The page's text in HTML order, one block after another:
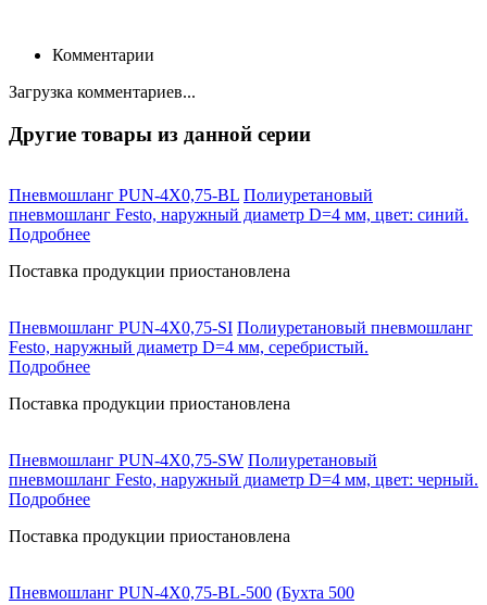
Комментарии
Загрузка комментариев...
Другие товары из данной серии
Пневмошланг PUN-4X0,75-BL Полиуретановый
пневмошланг Festo, наружный диаметр D=4 мм, цвет: синий.
Подробнее
Поставка продукции приостановлена
Пневмошланг PUN-4X0,75-SI Полиуретановый пневмошланг
Festo, наружный диаметр D=4 мм, серебристый.
Подробнее
Поставка продукции приостановлена
Пневмошланг PUN-4X0,75-SW Полиуретановый
пневмошланг Festo, наружный диаметр D=4 мм, цвет: черный.
Подробнее
Поставка продукции приостановлена
Пневмошланг PUN-4X0,75-BL-500 (Бухта 500